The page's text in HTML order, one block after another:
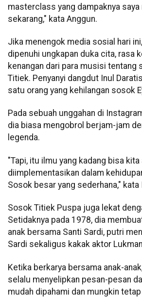
masterclass yang dampaknya saya
sekarang," kata Anggun.
Jika menengok media sosial hari
dipenuhi ungkapan duka cita, rasa
kenangan dari para musisi tentang
Titiek. Penyanyi dangdut Inul
satu orang yang kehilangan sosok
Pada sebuah unggahan di
dia biasa mengobrol berjam-jam
legenda.
"Tapi, itu ilmu yang kadang bisa
diimplementasikan dalam
Sosok besar yang sederhana," kata
Sosok Titiek Puspa juga lekat
Setidaknya pada 1978, dia
anak bersama Santi Sardi, putri
Sardi sekaligus kakak aktor
Ketika berkarya bersama anak-
selalu menyelipkan pesan-pesan
mudah dipahami dan mungkin